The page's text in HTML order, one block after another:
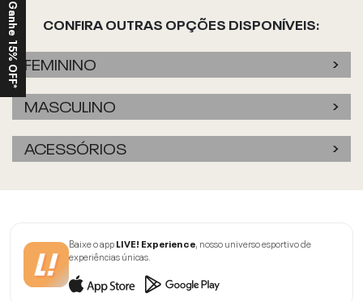
CONFIRA OUTRAS OPÇÕES DISPONÍVEIS:
FEMININO
MASCULINO
ACESSÓRIOS
Baixe o appLIVE! Experience, nosso universo esportivo de
experiências únicas.
Ganhe 15% OFF*